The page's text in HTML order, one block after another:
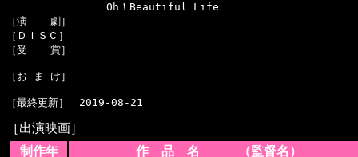
Oh！Beautiful Life
［演  　劇］
［ＤＩＳＣ］
［受  　賞］
［お ま け］
［出演映画］
制作年
作 品 名 （監督名）